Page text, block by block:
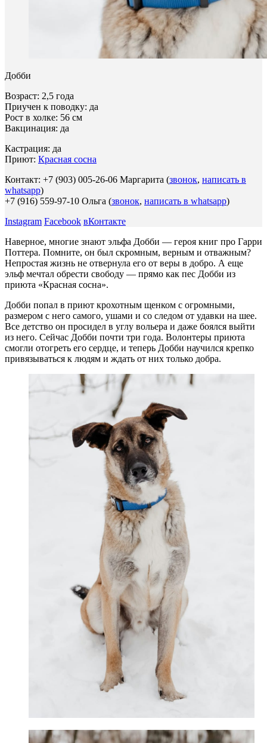
Добби
Возраст: 2,5 года
Приучен к поводку: да
Рост в холке: 56 см
Вакцинация: да
Кастрация: да
Приют: Красная сосна
Контакт: +7 (903) 005-26-06 Маргарита (звонок, написать в
whatsapp)
+7 (916) 559-97-10 Ольга (звонок, написать в whatsapp)
Instagram Facebook вКонтакте
Наверное, многие знают эльфа Добби — героя книг про Гарри
Поттера. Помните, он был скромным, верным и отважным?
Непростая жизнь не отвернула его от веры в добро. А еще
эльф мечтал обрести свободу — прямо как пес Добби из
приюта «Красная сосна».
Добби попал в приют крохотным щенком с огромными,
размером с него самого, ушами и со следом от удавки на шее.
Все детство он просидел в углу вольера и даже боялся выйти
из него. Сейчас Добби почти три года. Волонтеры приюта
смогли отогреть его сердце, и теперь Добби научился крепко
привязываться к людям и ждать от них только добра.